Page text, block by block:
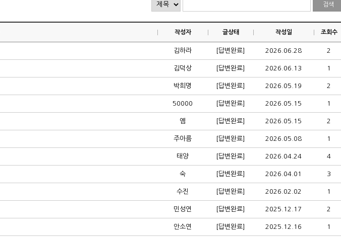
작성자 글상태 작성일 조회수
김하라 [답변완료] 2026.06.28 2
김덕상 [답변완료] 2026.06.13 1
박희명 [답변완료] 2026.05.19 2
50000 [답변완료] 2026.05.15 1
옘 [답변완료] 2026.05.15 2
주아름 [답변완료] 2026.05.08 1
태양 [답변완료] 2026.04.24 4
숙 [답변완료] 2026.04.01 3
수진 [답변완료] 2026.02.02 1
민성연 [답변완료] 2025.12.17 2
안소연 [답변완료] 2025.12.16 1